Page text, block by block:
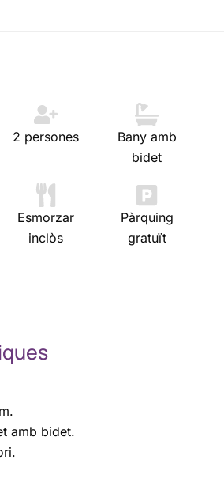
2 persones
Bany amb
bidet
Esmorzar
inclòs
Pàrquing
gratuït
amb bidet.